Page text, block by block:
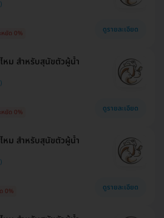
หยัด 0% ดูรายละเอียด
ม สำหรับสุนัขตัวผู้น้ำ
หยัด 0% ดูรายละเอียด
ม สำหรับสุนัขตัวผู้น้ำ
0% ดูรายละเอียด